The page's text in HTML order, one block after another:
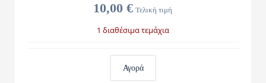
10,00 € Τελική τιμή
1 διαθέσιμα τεμάχια
Αγορά